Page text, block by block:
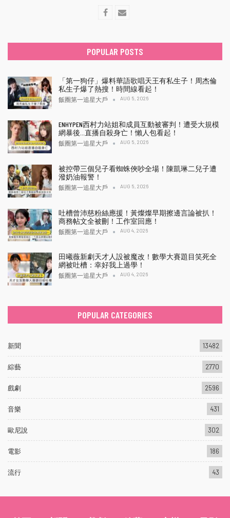
POPULAR POSTS
「第一狗仔」爆料華語歌唱天王有私生子！周杰倫
私生子爆了熱搜！時間線看起！
飯圈第一追星大戶 AUG 5, 2026
ENHYPEN西村力站姐和成員互動被審判！遭受大規模
網暴後…直播自殺身亡！懶人包看起！
飯圈第一追星大戶 AUG 5, 2026
被控帶三個兒子看蜘蛛俠吵全場！陳凱琳二兒子遭
潑奶油報警！
飯圈第一追星大戶 AUG 5, 2026
吐槽曾沛慈粉絲應援！黃燦燦早期擦邊言論被扒！
商務帖文全被刪！工作室回應！
飯圈第一追星大戶 AUG 4, 2026
田曦薇新劇天才人設被魔改！數學大賽題目笑死全
網被吐槽：幸好我上過學！
飯圈第一追星大戶 AUG 4, 2026
POPULAR CATEGORIES
新聞 13482
綜藝 2770
戲劇 2596
音樂 431
歐尼說 302
電影 186
流行 43